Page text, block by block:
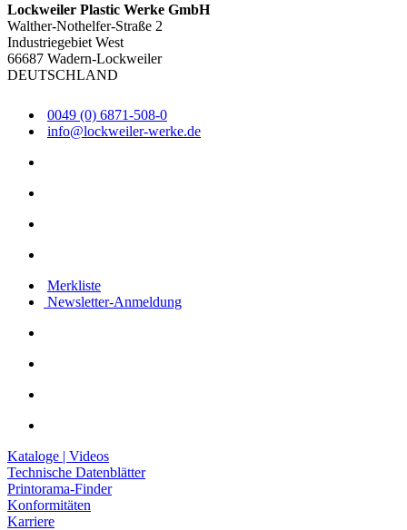
Lockweiler Plastic Werke GmbH
Walther-Nothelfer-Straße 2
Industriegebiet West
66687 Wadern-Lockweiler
DEUTSCHLAND
0049 (0) 6871-508-0
info@lockweiler-werke.de
Merkliste
Newsletter-Anmeldung
Kataloge | Videos
Technische Datenblätter
Printorama-Finder
Konformitäten
Karriere